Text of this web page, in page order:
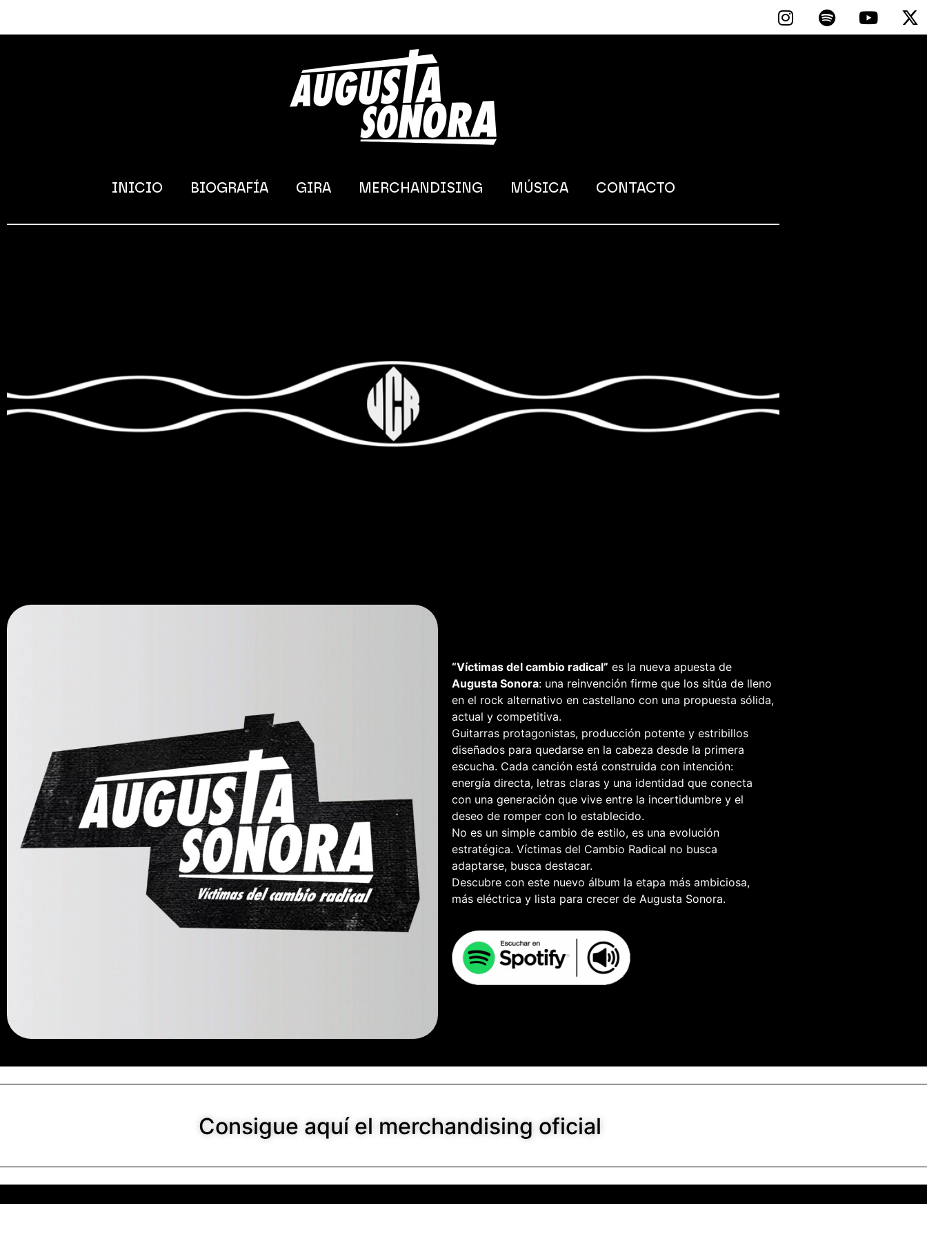
INICIO BIOGRAFÍA GIRA MERCHANDISING MÚSICA CONTACTO
“Víctimas del cambio radical” es la nueva apuesta de
Augusta Sonora: una reinvención firme que los sitúa de lleno
en el rock alternativo en castellano con una propuesta sólida,
actual y competitiva.
Guitarras protagonistas, producción potente y estribillos
diseñados para quedarse en la cabeza desde la primera
escucha. Cada canción está construida con intención:
energía directa, letras claras y una identidad que conecta
con una generación que vive entre la incertidumbre y el
deseo de romper con lo establecido.
No es un simple cambio de estilo, es una evolución
estratégica. Víctimas del Cambio Radical no busca
adaptarse, busca destacar.
Descubre con este nuevo álbum la etapa más ambiciosa,
más eléctrica y lista para crecer de Augusta Sonora.
Consigue aquí el merchandising oficial